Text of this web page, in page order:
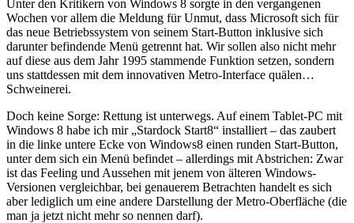
Unter den Kritikern von Windows 8 sorgte in den vergangenen
Wochen vor allem die Meldung für Unmut, dass Microsoft sich für
das neue Betriebssystem von seinem Start-Button inklusive sich
darunter befindende Menü getrennt hat. Wir sollen also nicht mehr
auf diese aus dem Jahr 1995 stammende Funktion setzen, sondern
uns stattdessen mit dem innovativen Metro-Interface quälen…
Schweinerei.
Doch keine Sorge: Rettung ist unterwegs. Auf einem Tablet-PC mit
Windows 8 habe ich mir „Stardock Start8“ installiert – das zaubert
in die linke untere Ecke von Windows8 einen runden Start-Button,
unter dem sich ein Menü befindet – allerdings mit Abstrichen: Zwar
ist das Feeling und Aussehen mit jenem von älteren Windows-
Versionen vergleichbar, bei genauerem Betrachten handelt es sich
aber lediglich um eine andere Darstellung der Metro-Oberfläche (die
man ja jetzt nicht mehr so nennen darf).